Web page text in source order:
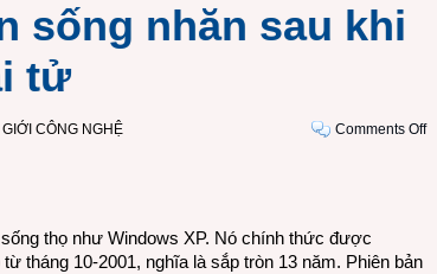
sống nhăn sau khi
tử
CÔNG NGHỆ Comments Offon
thọ như Windows XP. Nó chính thức được
tháng 10-2001, nghĩa là sắp tròn 13 năm. Phiên bản